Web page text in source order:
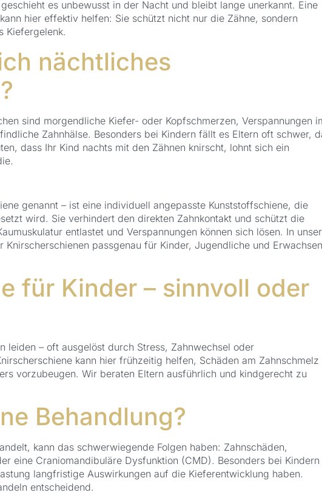
es unbewusst in der Nacht und bleibt lange unerkannt. Eine
kann hier effektiv helfen: Sie schützt nicht nur die Zähne, sondern
Kiefergelenk.
nächtliches
sind morgendliche Kiefer- oder Kopfschmerzen, Verspannungen
Zahnhälse. Besonders bei Kindern fällt es Eltern oft schwer,
dass Ihr Kind nachts mit den Zähnen knirscht, lohnt sich ein
genannt – ist eine individuell angepasste Kunststoffschiene, die
wird. Sie verhindert den direkten Zahnkontakt und schützt die
entlastet und Verspannungen können sich lösen. In
passgenau für Kinder, Jugendliche und
für Kinder – sinnvoll oder
leiden – oft ausgelöst durch Stress, Zahnwechsel oder
kann hier frühzeitig helfen, Schäden am Zahnschmelz
vorzubeugen. Wir beraten Eltern ausführlich und kindgerecht zu
Behandlung?
kann das schwerwiegende Folgen haben: Zahnschäden,
eine Craniomandibuläre Dysfunktion (CMD). Besonders bei
langfristige Auswirkungen auf die Kieferentwicklung haben.
entscheidend.